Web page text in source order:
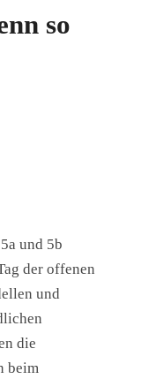
so
und 5b
der offenen
und
die
beim